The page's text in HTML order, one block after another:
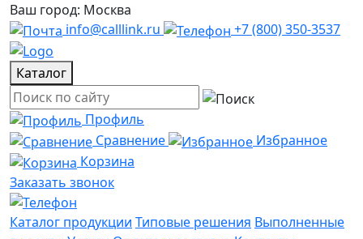
Ваш город: Москва
info@calllink.ru
+7 (800) 350-3537
Каталог
Профиль
Сравнение
Избранное
Корзина
Заказать звонок
Каталог продукции Типовые решения Выполненные